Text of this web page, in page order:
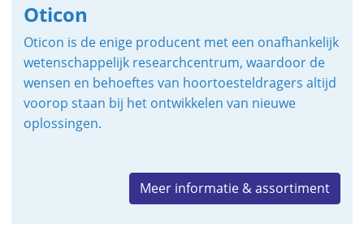
Oticon
Oticon is de enige producent met een onafhankelijk
wetenschappelijk researchcentrum, waardoor de
wensen en behoeftes van hoortoesteldragers altijd
voorop staan bij het ontwikkelen van nieuwe
oplossingen.
Meer informatie & assortiment